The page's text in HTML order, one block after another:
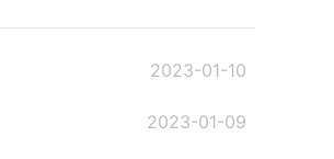
2023-01-10
2023-01-09